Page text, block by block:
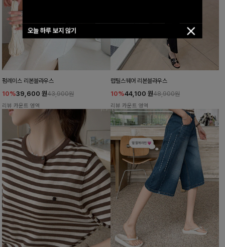
오늘 하루 보지 않기
펌레이스 리본블라우스
10%39,600 원43,900원
리뷰 카운트 영역
럽틸스퀘어 리본블라우스
10%44,100 원48,900원
리뷰 카운트 영역